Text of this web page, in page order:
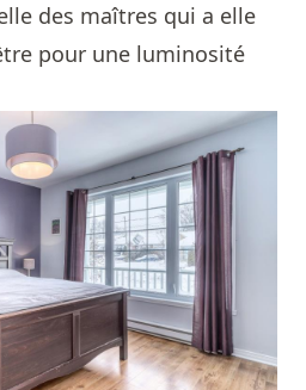
des maîtres qui a elle
pour une luminosité